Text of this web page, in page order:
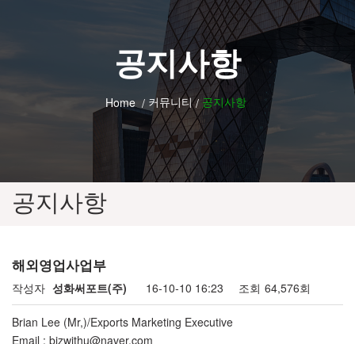
공지사항
Home 커뮤니티 공지사항
공지사항
해외영업사업부
작성자 성화써포트(주) 16-10-10 16:23 조회 64,576회
Brian Lee (Mr,)/Exports Marketing Executive
Email : bizwithu@naver.com